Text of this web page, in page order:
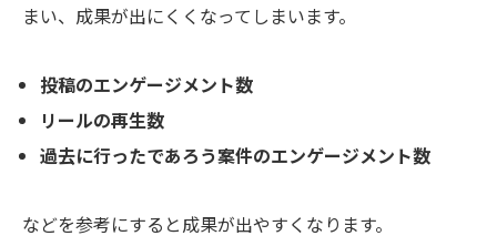
まい、成果が出にくくなってしまいます。
投稿のエンゲージメント数
リールの再生数
過去に行ったであろう案件のエンゲージメント数
などを参考にすると成果が出やすくなります。